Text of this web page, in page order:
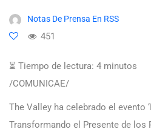
Notas De Prensa En RSS
451
⏳ Tiempo de lectura: 4 minutos
/COMUNICAE/
The Valley ha celebrado el evento
Transformando el Presente de los